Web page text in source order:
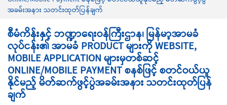
အခမ်းအနား သတင်းထုတ်ပြန်ချက်
စီမံကိန်းနှင့် ဘဏ္ဍာရေးဝန်ကြီးဌာန၊ မြန်မာ့အာမခံ
လုပ်ငန်း၏ အာမခံ PRODUCT များကို WEBSITE,
MOBILE APPLICATION များမှတစ်ဆင့်
ONLINE/MOBILE PAYMENT စနစ်ဖြင့် စတင်ဝယ်ယူ
နိုင်မည့် မိတ်ဆက်ဖွင့်ပွဲအခမ်းအနား သတင်းထုတ်ပြန်
ချက်